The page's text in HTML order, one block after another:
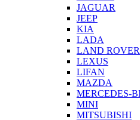
JAGUAR
JEEP
KIA
LADA
LAND ROVER
LEXUS
LIFAN
MAZDA
MERCEDES-
MINI
MITSUBISHI